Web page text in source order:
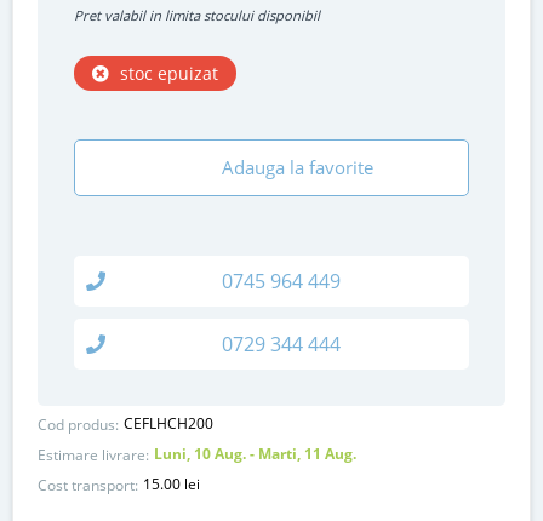
Cod produs: CEFLHCH200
Estimare livrare: Luni, 10 Aug. - Marti, 11 Aug.
Cost transport: 15.00 lei
Pret valabil in limita stocului disponibil
stoc epuizat
Adauga la favorite
0745 964 449
0729 344 444